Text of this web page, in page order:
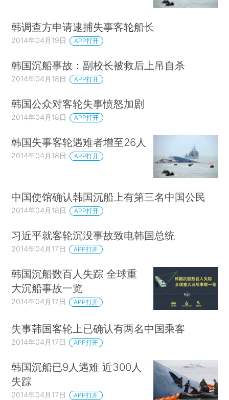
韩调查方申请逮捕失事客轮船长
2014年04月19日 APP打开
韩国沉船事故：副校长被救后上吊自杀
2014年04月18日 APP打开
韩国公众对客轮失事愤怒加剧
2014年04月18日 APP打开
韩国失事客轮遇难者增至26人
2014年04月18日 APP打开
中国使馆确认韩国沉船上有第三名中国公民
2014年04月18日 APP打开
习近平就客轮沉没事故致电韩国总统
2014年04月17日 APP打开
韩国沉船数百人失踪 全球重
大沉船事故一览
2014年04月17日 APP打开
失事韩国客轮上已确认有两名中国乘客
2014年04月17日 APP打开
韩国沉船已9人遇难 近300人
失踪
2014年04月17日 APP打开